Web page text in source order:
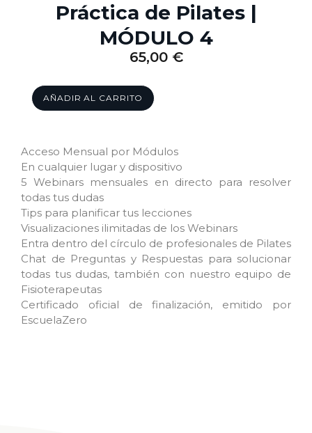
Práctica de Pilates |
MÓDULO 4
65,00 €
AÑADIR AL CARRITO
Acceso Mensual por Módulos
En cualquier lugar y dispositivo
5 Webinars mensuales en directo para resolver
todas tus dudas
Tips para planificar tus lecciones
Visualizaciones ilimitadas de los Webinars
Entra dentro del círculo de profesionales de Pilates
Chat de Preguntas y Respuestas para solucionar
todas tus dudas, también con nuestro equipo de
Fisioterapeutas
Certificado oficial de finalización, emitido por
EscuelaZero